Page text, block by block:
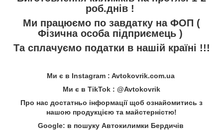
роб.днів !
Ми працюємо по завдатку на ФОП (
Фізична особа підприємець )
Та сплачуємо податки в нашій країні !!!
Ми є в Instagram : Avtokovrik.com.ua
Ми є в TikTok : @Avtokovrik
Про нас достатньо інформації щоб ознайомитись з
нашою продукцією та майстерністю!
Google: в пошуку Автокилимки Бердичів